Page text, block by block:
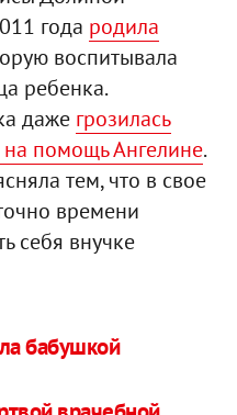
года родила
воспитывала
ребенка.
даже грозилась
на помощь Ангелине.
тем, что в свое
времени
себя внучке
бабушкой